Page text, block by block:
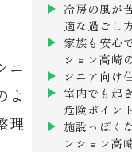
ニ
よ
理
冷房の風が
適な過ごし
家族も安心
ション高崎
シニア向け
室内でも起
危険ポイン
施設っぽく
ンション高